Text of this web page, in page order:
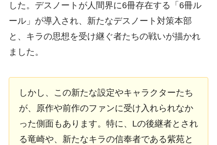
した。デスノートが人間界に6冊存在する「6冊ル
ール」が導入され、新たなデスノート対策本部
と、キラの思想を受け継ぐ者たちの戦いが描かれ
ました。
しかし、この新たな設定やキャラクターたち
が、原作や前作のファンに受け入れられなか
った側面もあります。特に、Lの後継者とされ
る竜崎や、新たなキラの信奉者である紫苑と